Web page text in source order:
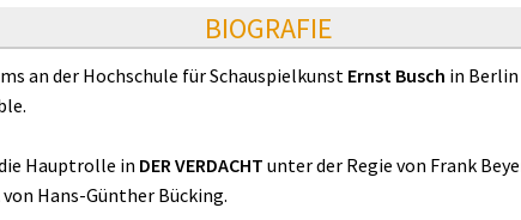
BIOGRAFIE
an der Hochschule für Schauspielkunst Ernst Busch in
Hauptrolle in DER VERDACHT unter der Regie von Frank
von Hans-Günther Bücking.